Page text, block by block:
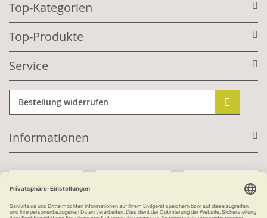
Top-Kategorien
Top-Produkte
Service
Bestellung widerrufen
Informationen